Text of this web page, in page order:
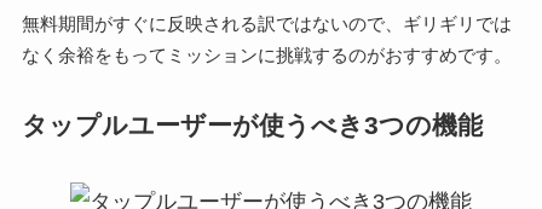
無料期間がすぐに反映される訳ではないので、ギリギリでは
なく余裕をもってミッションに挑戦するのがおすすめです。
タップルユーザーが使うべき3つの機能